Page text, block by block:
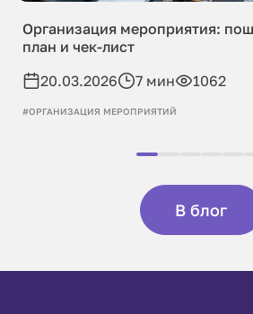
Организация мероприятия:
план и чек-лист
20.03.2026
7 мин 1062
#ОРГАНИЗАЦИЯ МЕРОПРИЯТИЙ
В блог